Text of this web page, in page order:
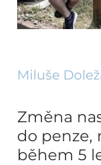
Miluše
Změna
do penze,
během 5